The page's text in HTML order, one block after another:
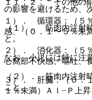
の影響を避けるため、
（１）． 筋肉内注射
と。
なお、小児には特に注
（２）． 筋肉内注射
こと。
１）． 循環器：（５
感、（０．１〜５％未
２）． 消化器：（５
心窩部不快感、嘔吐、
３）． 肝臓：（０．
１％未満）Ａｌ−Ｐ上